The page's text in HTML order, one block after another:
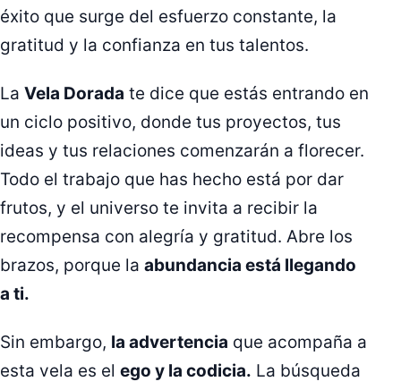
éxito que surge del esfuerzo constante, la
gratitud y la confianza en tus talentos.
La Vela Dorada te dice que estás entrando en
un ciclo positivo, donde tus proyectos, tus
ideas y tus relaciones comenzarán a florecer.
Todo el trabajo que has hecho está por dar
frutos, y el universo te invita a recibir la
recompensa con alegría y gratitud. Abre los
brazos, porque la abundancia está llegando
a ti.
Sin embargo, la advertencia que acompaña a
esta vela es el ego y la codicia. La búsqueda